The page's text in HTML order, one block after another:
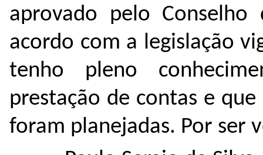
aprovado pelo
acordo com a legislação
tenho pleno
prestação de contas e
foram planejadas. Por ser